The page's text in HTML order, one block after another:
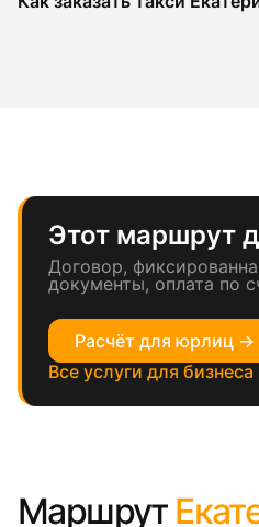
Этот маршрут
Договор,
документы, оплата по
Расчёт для юрлиц →
Все услуги для бизнеса
Маршрут